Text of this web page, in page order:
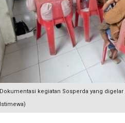
Dokumentasi kegiatan Sosperda yang
Istimewa)